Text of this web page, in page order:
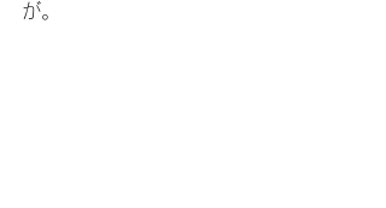
が。